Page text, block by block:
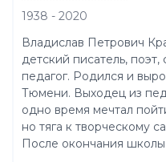
1938 - 2020
Владислав Петрович
детский писатель,
педагог. Родился и
Тюмени. Выходец из
одно время мечтал
но тяга к творческому
После окончания школы